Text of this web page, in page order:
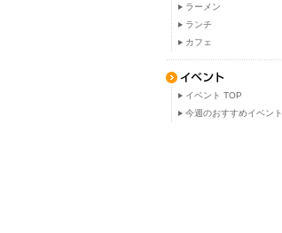
ラーメン
ランチ
カフェ
イベント TOP
今週のおすすめイベント